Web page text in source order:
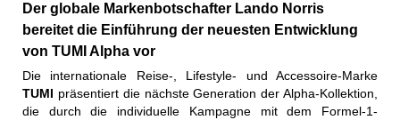
Der globale Markenbotschafter Lando Norris
bereitet die Einführung der neuesten Entwicklung
von TUMI Alpha vor
Die internationale Reise-, Lifestyle- und Accessoire-Marke
TUMI präsentiert die nächste Generation der Alpha-Kollektion,
die durch die individuelle Kampagne mit dem Formel-1-